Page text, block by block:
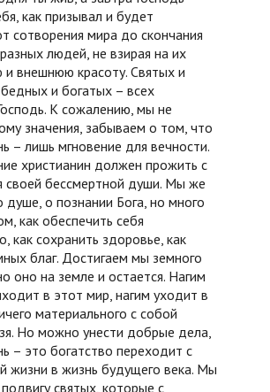
как призывал и будет
сотворения мира до скончания
людей, не взирая на их
и внешнюю красоту. Святых и
и богатых – всех
К сожалению, мы не
значения, забываем о том, что
– лишь мгновение для вечности.
христианин должен прожить с
своей бессмертной души. Мы же
о познании Бога, но много
как обеспечить себя
как сохранить здоровье, как
благ. Достигаем мы земного
оно на земле и остается. Нагим
в этот мир, нагим уходит в
материального с собой
Но можно унести добрые дела,
– это богатство переходит с
жизни в жизнь будущего века. Мы
святых, которые с